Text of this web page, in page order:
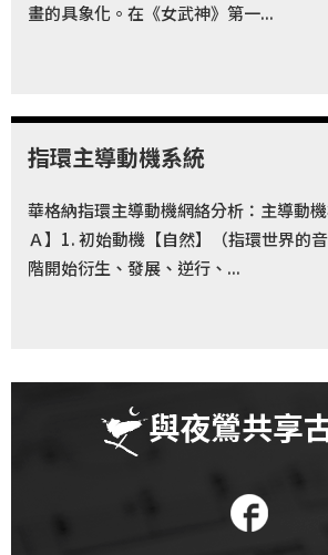
畫的具象化。在《女武神》第一...
指環主導動機系統
華格納指環主導動機網絡分析：主導動
Ａ】1. 初始動機【自然】（指環世界的
階開始衍生、發展、逆行、...
與夜鶯共享